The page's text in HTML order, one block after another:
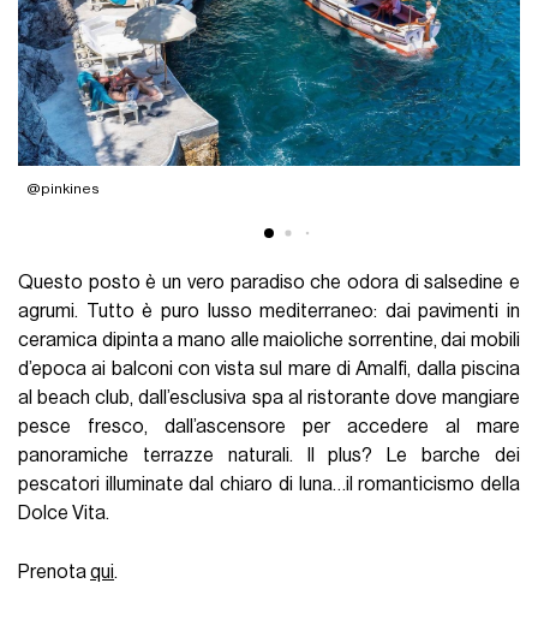
@pinkines
Questo posto è un vero paradiso che odora di salsedine e
agrumi. Tutto è puro lusso mediterraneo: dai pavimenti in
ceramica dipinta a mano alle maioliche sorrentine, dai mobili
d’epoca ai balconi con vista sul mare di Amalfi, dalla piscina
al beach club, dall’esclusiva spa al ristorante dove mangiare
pesce fresco, dall’ascensore per accedere al mare
panoramiche terrazze naturali. Il plus? Le barche dei
pescatori illuminate dal chiaro di luna…il romanticismo della
Dolce Vita.
Prenotaqui.